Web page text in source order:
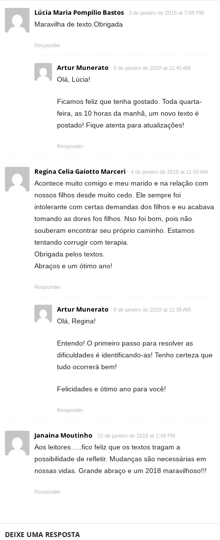
Lúcia Maria Pompilio Bastos 3 de janeiro de 2018 at 7:08 PM
Maravilha de texto.Obrigada
Responder
Artur Munerato 8 de janeiro de 2018 at 11:40 AM
Olá, Lúcia!
Ficamos feliz que tenha gostado. Toda quarta-
feira, as 10 horas da manhã, um novo texto é
postado! Fique atenta para atualizações!
Responder
Regina Celia Gaiotto Marceri 4 de janeiro de 2018 at 11:59 AM
Acontece muito comigo e meu marido e na relação com
nossos filhos desde muito cedo. Ele sempre foi
intolerante com certas demandas dos filhos e eu acabava
tomando as dores fos filhos. Nso foi bom, pois não
souberam encontrar seu próprio caminho. Estamos
tentando corrugir com terapia.
Obrigada pelos textos.
Abraços e um ótimo ano!
Responder
Artur Munerato 8 de janeiro de 2018 at 11:38 AM
Olá, Regina!
Entendo! O primeiro passo para resolver as
dificuldades é identificando-as! Tenho certeza que
tudo ocorrerá bem!
Felicidades e ótimo ano para você!
Responder
Janaina Moutinho 10 de janeiro de 2018 at 2:49 PM
Aos leitores…..fico feliz que os textos tragam a
possibilidade de refletir. Mudanças são necessárias em
nossas vidas. Grande abraço e um 2018 maravilhoso!!!
Responder
DEIXE UMA RESPOSTA